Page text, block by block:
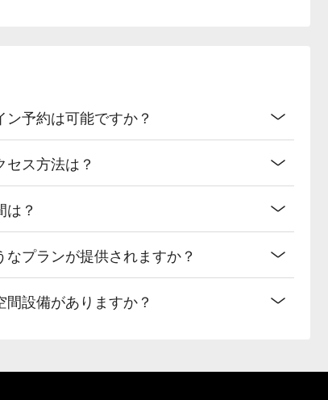
予約は可能ですか？
ス方法は？
？
プランが提供されますか？
設備がありますか？